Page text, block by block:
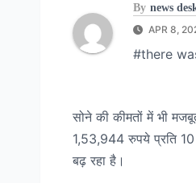
By news
APR 8,
#there
सोने की कीमतों में भी
1,53,944 रुपये प्रति
बढ़ रहा है।